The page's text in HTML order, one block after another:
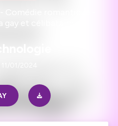
Comédie romantique -
et célibataire.